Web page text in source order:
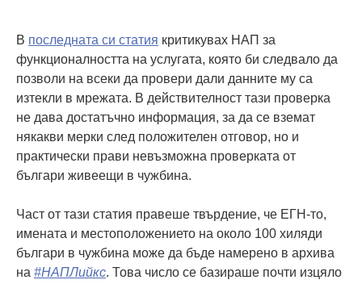
В последната си статия критикувах НАП за
функционалността на услугата, която би следвало да
позволи на всеки да провери дали данните му са
изтекли в мрежата. В действителност тази проверка
не дава достатъчно информация, за да се вземат
някакви мерки след положителен отговор, но и
практически прави невъзможна проверката от
българи живеещи в чужбина.
Част от тази статия правеше твърдение, че ЕГН-то,
имената и местоположението на около 100 хиляди
българи в чужбина може да бъде намерено в архива
на #НАПЛийкс. Това число се базираше почти изцяло